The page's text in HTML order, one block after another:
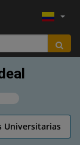
Universitarias